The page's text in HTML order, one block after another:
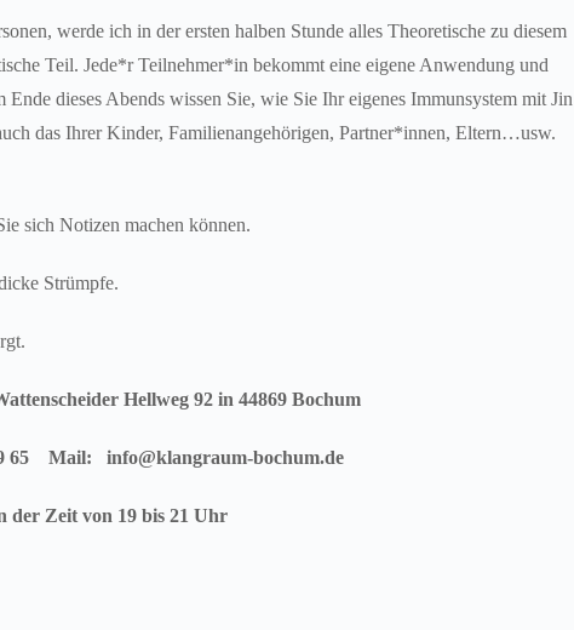
werde ich in der ersten halben Stunde alles Theoretische zu diesem
Teil. Jede*r Teilnehmer*in bekommt eine eigene Anwendung und
dieses Abends wissen Sie, wie Sie Ihr eigenes Immunsystem mit Jin
das Ihrer Kinder, Familienangehörigen, Partner*innen, Eltern…usw.
sich Notizen machen können.
Strümpfe.
Hellweg 92 in 44869 Bochum
65 Mail: info@klangraum-bochum.de
der Zeit von 19 bis 21 Uhr